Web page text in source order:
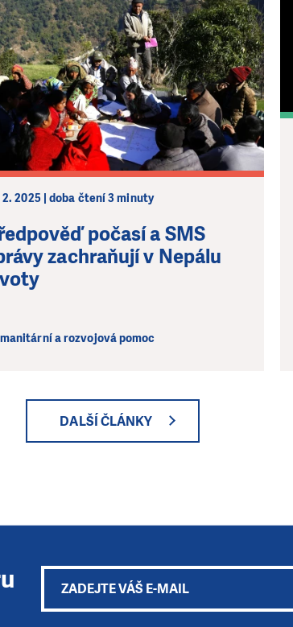
2. 2025 | doba čtení 3 minuty
počasí a SMS
zachraňují v Nepálu
a rozvojová pomoc
DALŠÍ ČLÁNKY